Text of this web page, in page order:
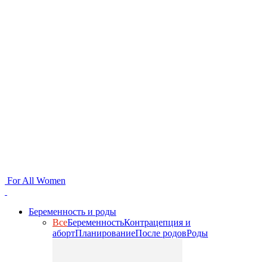
For All Women
Беременность и роды
ВсеБеременностьКонтрацепция и
абортПланированиеПосле родовРоды